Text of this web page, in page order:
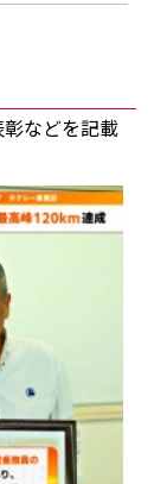
などを記載